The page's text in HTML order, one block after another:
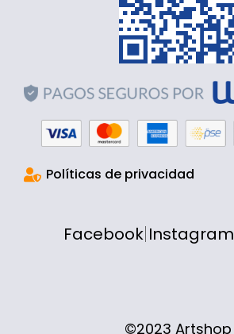
Políticas de privacidad
Facebook Instagram
©2023 Artshop